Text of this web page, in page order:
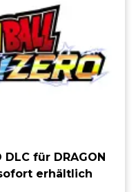
für DRAGON
erhältlich